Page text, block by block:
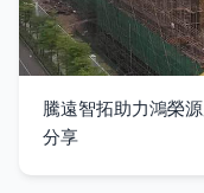
騰遠智拓助力鴻榮
分享